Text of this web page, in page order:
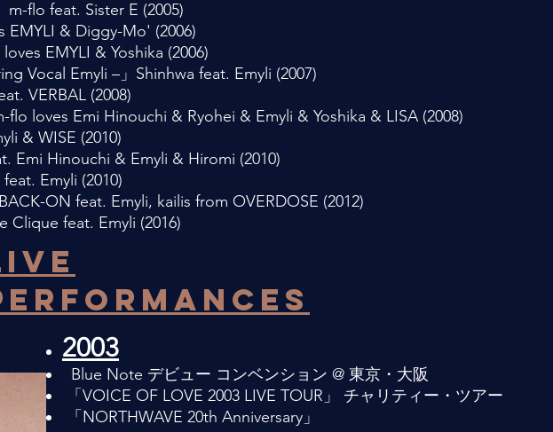
flo feat. Sister E (2005)
& Diggy-Mo' (2006)
EMYLI & Yoshika (2006)
Vocal Emyli –」Shinhwa feat. Emyli (2007)
VERBAL (2008)
loves Emi Hinouchi & Ryohei & Emyli & Yoshika & LISA (2008)
& WISE (2010)
Emi Hinouchi & Emyli & Hiromi (2010)
Emyli (2010)
ON feat. Emyli, kailis from OVERDOSE (2012)
Clique feat. Emyli (2016)
2003
Blue Note デビュー コンベンション @ 東京・大阪
「VOICE OF LOVE 2003 LIVE TOUR」 チャリティー・ツアー
「NORTHWAVE 20th Anniversary」